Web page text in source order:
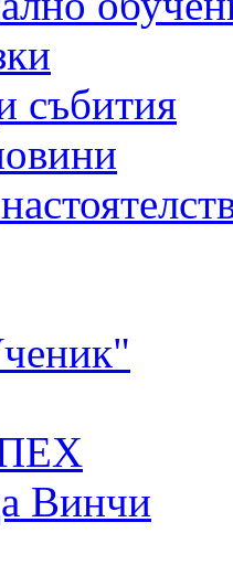
събития
Винчи